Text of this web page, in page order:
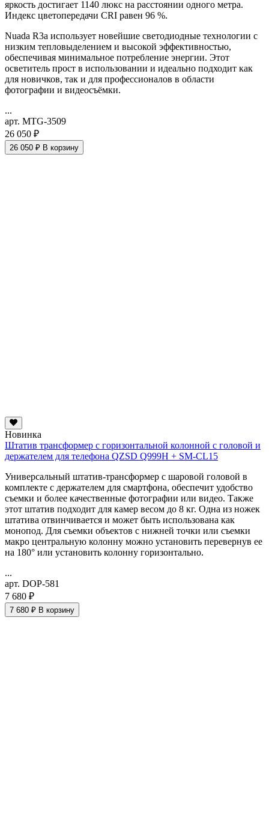
яркость достигает 1140 люкс на расстоянии одного метра.
Индекс цветопередачи CRI равен 96 %.
Nuada R3a использует новейшие светодиодные технологии с
низким тепловыделением и высокой эффективностью,
обеспечивая минимальное потребление энергии. Этот
осветитель прост в использовании и идеально подходит как
для новичков, так и для профессионалов в области
фотографии и видеосъёмки.
...
арт. MTG-3509
26 050 ₽
26 050 ₽ В корзину
Новинка
Штатив трансформер с горизонтальной колонной с головой и
держателем для телефона QZSD Q999H + SM-CL15
Универсальный штатив-трансформер с шаровой головой в
комплекте с держателем для смартфона, обеспечит удобство
съемки и более качественные фотографии или видео. Также
этот штатив подходит для камер весом до 8 кг. Одна из ножек
штатива отвинчивается и может быть использована как
монопод. Для съемки объектов с нижней точки или съемки
макро центральную колонну можно установить перевернув ее
на 180° или установить колонну горизонтально.
...
арт. DOP-581
7 680 ₽
7 680 ₽ В корзину